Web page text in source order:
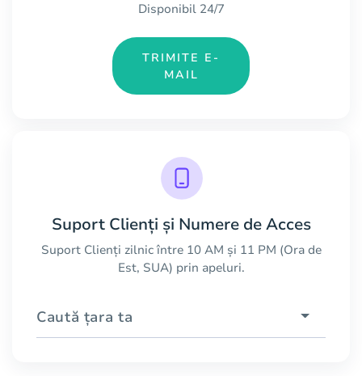
Disponibil 24/7
TRIMITE E-
MAIL
Suport Clienți și Numere de Acces
Suport Clienți zilnic între 10 AM și 11 PM (Ora de
Est, SUA) prin apeluri.
Caută țara ta